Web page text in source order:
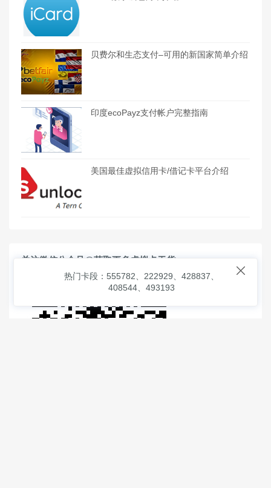
贝费尔和生态支付–可用的新国家简单介绍
印度ecoPayz支付帐户完整指南
美国最佳虚拟信用卡/借记卡平台介绍
关注微信公众号@获取更多虚拟卡干货

热门卡段：555782、222929、428837、
408544、493193